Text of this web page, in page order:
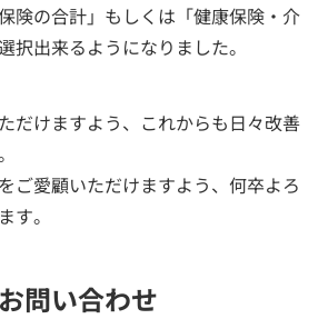
険の合計」もしくは「健康保険・介
択出来るようになりました。
だけますよう、これからも日々改善
ご愛顧いただけますよう、何卒よろ
す。
問い合わせ